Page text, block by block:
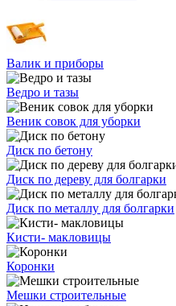
Валик и приборы
Ведро и тазы
Веник совок для уборки
Диск по бетону
Диск по дереву для болгарки
Диск по металлу для болгарки
Кисти- макловицы
Коронки
Мешки строительные